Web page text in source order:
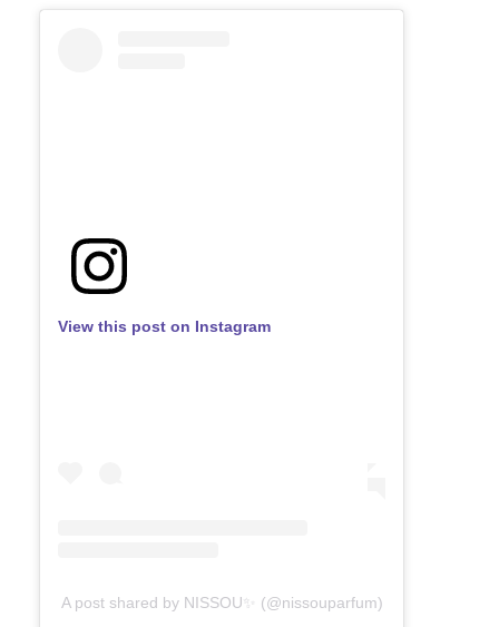
View this post on Instagram
A post shared by NISSOU✨ (@nissouparfum)